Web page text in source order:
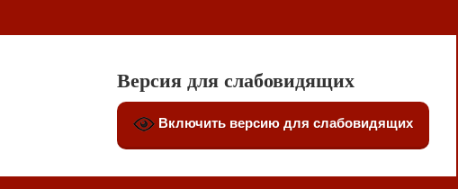
Версия для слабовидящих
Включить версию для слабовидящих